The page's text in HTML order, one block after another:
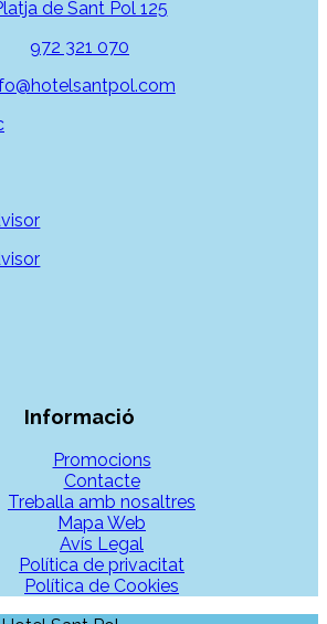
de Sant Pol 125
972 321 070
Informació
Promocions
Contacte
Treballa amb nosaltres
Mapa Web
Avís Legal
Política de privacitat
Política de Cookies